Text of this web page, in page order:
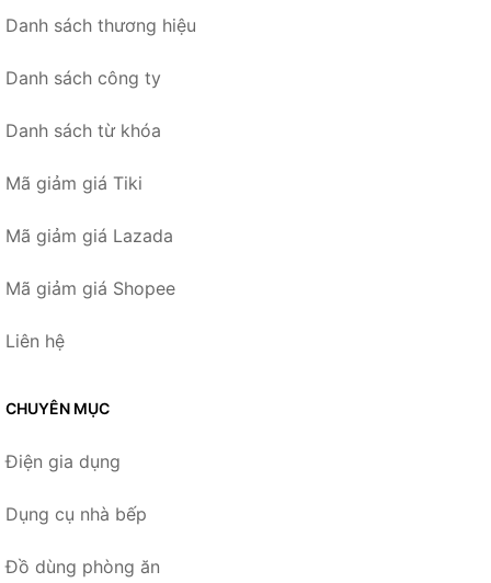
Danh sách thương hiệu
Danh sách công ty
Danh sách từ khóa
Mã giảm giá Tiki
Mã giảm giá Lazada
Mã giảm giá Shopee
Liên hệ
CHUYÊN MỤC
Điện gia dụng
Dụng cụ nhà bếp
Đồ dùng phòng ăn